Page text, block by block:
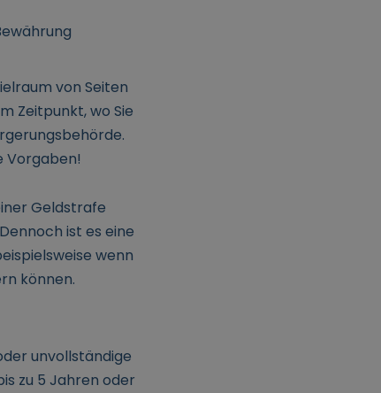
von Seiten
Zeitpunkt, wo Sie
Vorgaben!
Geldstrafe
ist es eine
wenn
können.
unvollständige
zu 5 Jahren oder